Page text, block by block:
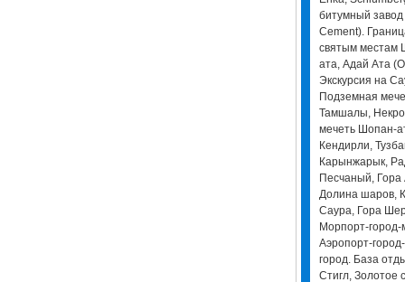
битумный
Cement).
святым местам
ата, Адай Ата
Экскурсия на
Подземная
Тамшалы,
мечеть Шопан-
Кендирли,
Карынжарык,
Песчаный,
Долина шаров,
Саура, Гора
Морпорт-
Аэропорт-
город. База
Стигл, Золотое